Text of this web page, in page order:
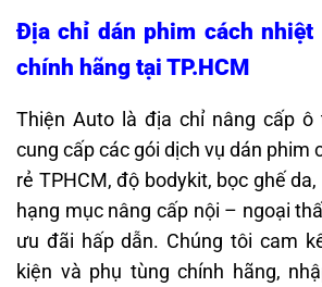
Địa chỉ dán phim cách nhiệt
chính hãng tại TP.HCM
Thiện Auto là địa chỉ nâng cấp ô
cung cấp các gói dịch vụ dán phim
rẻ TPHCM, độ bodykit, bọc ghế
hạng mục nâng cấp nội – ngoại
ưu đãi hấp dẫn. Chúng tôi cam
kiện và phụ tùng chính hãng,